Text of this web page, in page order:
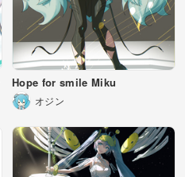
Hope for smile Miku
オジン